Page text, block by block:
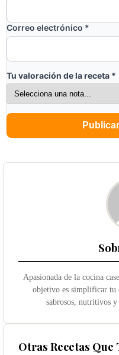
Correo electrónico *
Tu valoración de la receta *
Apasionada de la cocina
objetivo es simplificar tu
sabrosos, nutritivos
Otras Recetas Que